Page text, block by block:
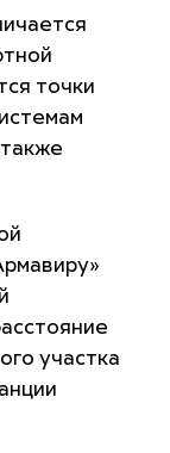
точки
участка